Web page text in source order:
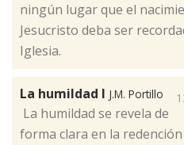
ningún lugar que el
Jesucristo deba ser
Iglesia.
La humildad I J.M. Portillo
La humildad se revela de
forma clara en la